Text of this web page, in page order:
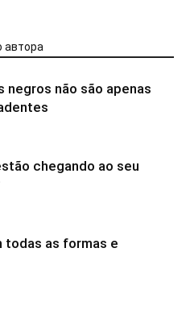
автора
negros não são apenas
chegando ao seu
todas as formas e